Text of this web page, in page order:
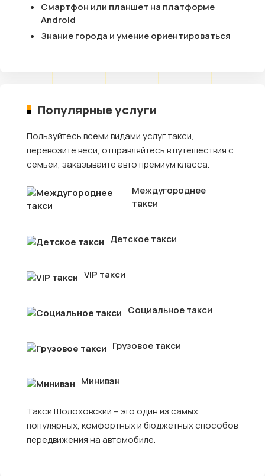
Смартфон или планшет на платформе
Android
Знание города и умение ориентироваться
Популярные услуги
Пользуйтесь всеми видами услуг такси,
перевозите веси, отправляйтесь в путешествия с
семьёй, заказывайте авто премиум класса.
Междугороднее
такси
Детское такси
VIP такси
Социальное такси
Грузовое такси
Минивэн
Такси Шолоховский – это один из самых
популярных, комфортных и бюджетных способов
передвижения на автомобиле.